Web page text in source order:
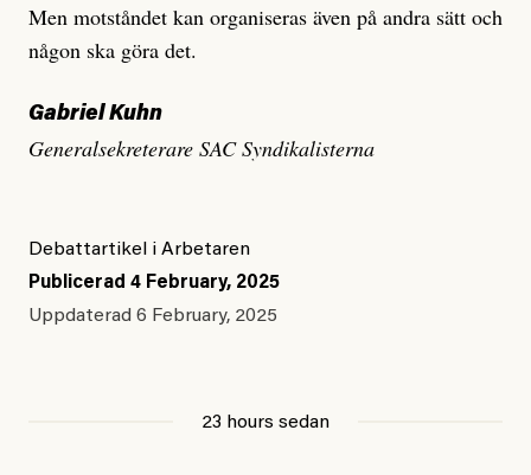
Men motståndet kan organiseras även på andra sätt och
någon ska göra det.
Gabriel Kuhn
Generalsekreterare SAC Syndikalisterna
Debattartikel i Arbetaren
Publicerad 4 February, 2025
Uppdaterad 6 February, 2025
23 hours sedan